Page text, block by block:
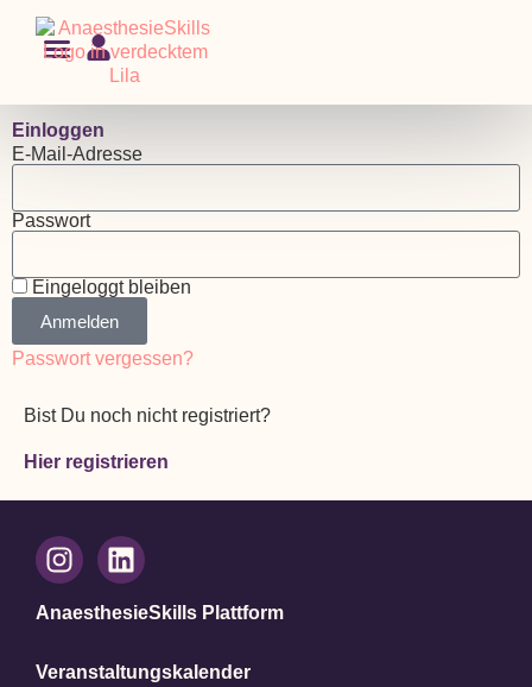
Einloggen
E-Mail-Adresse
Passwort
Eingeloggt bleiben
Anmelden
Passwort vergessen?
Bist Du noch nicht registriert?
Hier registrieren
AnaesthesieSkills Plattform
Veranstaltungskalender